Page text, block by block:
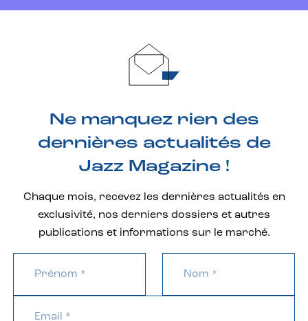
Ne manquez rien des
dernières actualités de
Jazz Magazine !
Chaque mois, recevez les dernières actualités en
exclusivité, nos derniers dossiers et autres
publications et informations sur le marché.